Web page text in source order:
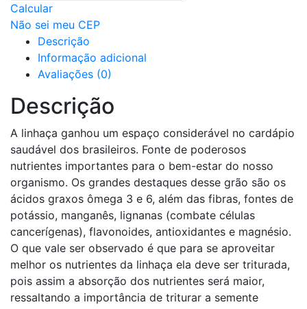
Calcular
Não sei meu CEP
Descrição
Informação adicional
Avaliações (0)
Descrição
A linhaça ganhou um espaço considerável no cardápio
saudável dos brasileiros. Fonte de poderosos
nutrientes importantes para o bem-estar do nosso
organismo. Os grandes destaques desse grão são os
ácidos graxos ômega 3 e 6, além das fibras, fontes de
potássio, manganês, lignanas (combate células
cancerígenas), flavonoides, antioxidantes e magnésio.
O que vale ser observado é que para se aproveitar
melhor os nutrientes da linhaça ela deve ser triturada,
pois assim a absorção dos nutrientes será maior,
ressaltando a importância de triturar a semente